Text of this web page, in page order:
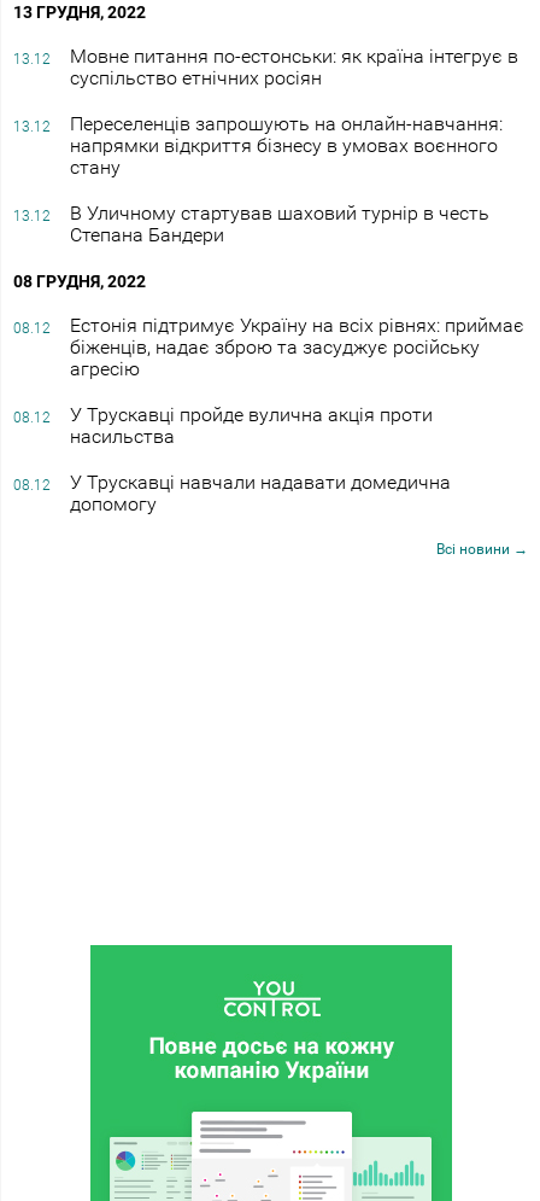
13 ГРУДНЯ, 2022
13.12
Мовне питання по-естонськи: як країна інтегрує в
суспільство етнічних росіян
13.12
Переселенців запрошують на онлайн-навчання:
напрямки відкриття бізнесу в умовах воєнного
стану
13.12
В Уличному стартував шаховий турнір в честь
Степана Бандери
08 ГРУДНЯ, 2022
08.12
Естонія підтримує Україну на всіх рівнях: приймає
біженців, надає зброю та засуджує російську
агресію
08.12
У Трускавці пройде вулична акція проти
насильства
08.12
У Трускавці навчали надавати домедична
допомогу
Всі новини →